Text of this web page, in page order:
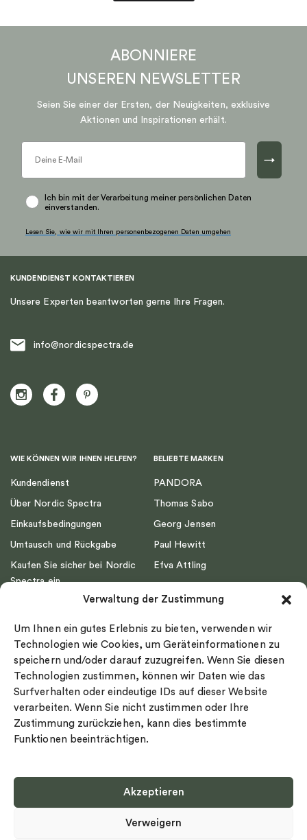
Verwaltung der Zustimmung
Um Ihnen ein gutes Erlebnis zu bieten, verwenden wir
Technologien wie Cookies, um Geräteinformationen zu
speichern und/oder darauf zuzugreifen. Wenn Sie diesen
Technologien zustimmen, können wir Daten wie das
Surfverhalten oder eindeutige IDs auf dieser Website
verarbeiten. Wenn Sie nicht zustimmen oder Ihre
Zustimmung zurückziehen, kann dies bestimmte
Funktionen beeinträchtigen.
Akzeptieren
Verweigern
ABONNIERE
UNSEREN NEWSLETTER
Seien Sie einer der Ersten, der Neuigkeiten, exklusive
Aktionen und Inspirationen erhält.
→
Ich bin mit der Verarbeitung meiner persönlichen Daten
einverstanden.
Lesen Sie, wie wir mit Ihren personenbezogenen Daten umgehen
KUNDENDIENST KONTAKTIEREN
Unsere Experten beantworten gerne Ihre Fragen.
info@nordicspectra.de
WIE KÖNNEN WIR IHNEN HELFEN?
Kundendienst
Über Nordic Spectra
Einkaufsbedingungen
Umtausch und Rückgabe
Kaufen Sie sicher bei Nordic
Spectra ein
Impressum
Ringgröße
Widerrufsrecht
Cookie-policy
Sekretesspolicy
BELIEBTE MARKEN
PANDORA
Thomas Sabo
Georg Jensen
Paul Hewitt
Efva Attling
Drakenberg Sjölin
Nordic Spectra
Select country
Datenschutz-Bestimmungen